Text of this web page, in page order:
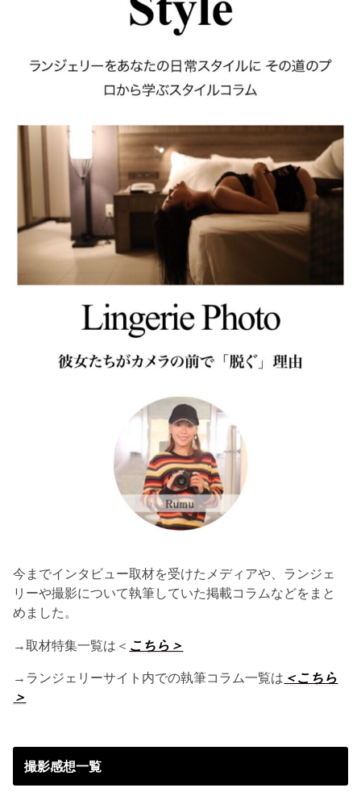
今までインタビュー取材を受けたメディアや、ランジェ
リーや撮影について執筆していた掲載コラムなどをまと
めました。
→取材特集一覧は＜ こちら＞
→ランジェリーサイト内での執筆コラム一覧は ＜こちら
＞
撮影感想一覧